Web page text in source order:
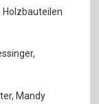
Holzbauteilen
Mandy